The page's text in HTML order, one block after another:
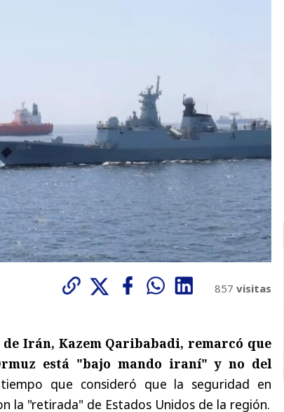
857 visitas
Irán, Kazem Qaribabadi, remarcó que
está "bajo mando iraní" y no del
que consideró que la seguridad en
la "retirada" de Estados Unidos de la región.